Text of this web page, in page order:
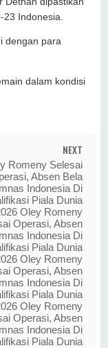
Indonesia.
dengan para
dalam kondisi
NEXT
Romeny Selesai
Absen Bela
Indonesia Di
Piala Dunia
Oley Romeny
Operasi, Absen
Indonesia Di
Piala Dunia
Oley Romeny
Operasi, Absen
Indonesia Di
Piala Dunia
Oley Romeny
Operasi, Absen
Indonesia Di
Piala Dunia